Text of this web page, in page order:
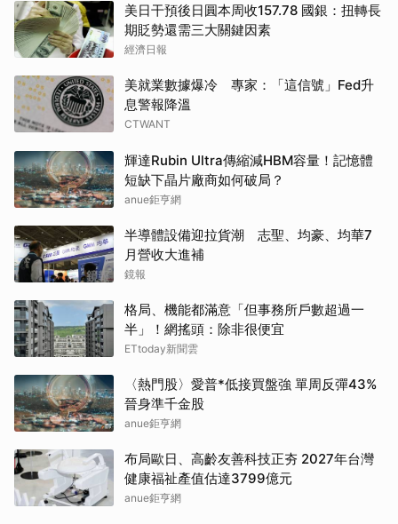
美日干預後日圓本周收157.78 國銀：扭轉長
期貶勢還需三大關鍵因素
經濟日報
美就業數據爆冷 專家：「這信號」Fed升
息警報降溫
CTWANT
輝達Rubin Ultra傳縮減HBM容量！記憶體
短缺下晶片廠商如何破局？
anue鉅亨網
半導體設備迎拉貨潮 志聖、均豪、均華7
月營收大進補
鏡報
格局、機能都滿意「但事務所戶數超過一
半」！網搖頭：除非很便宜
ETtoday新聞雲
〈熱門股〉愛普*低接買盤強 單周反彈43%
晉身準千金股
anue鉅亨網
布局歐日、高齡友善科技正夯 2027年台灣
健康福祉產值估達3799億元
anue鉅亨網